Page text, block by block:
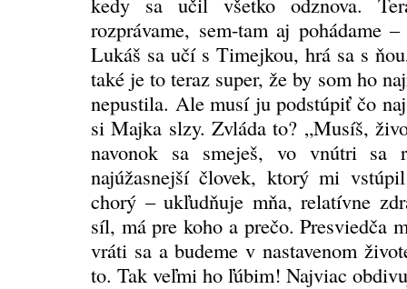
rozprávame, sem-tam aj pohádame
Lukáš sa učí s Timejkou, hrá sa s
také je to teraz super, že by som ho
nepustila. Ale musí ju podstúpiť čo
si Majka slzy. Zvláda to? „Musíš,
navonok sa smeješ, vo vnútri sa
najúžasnejší človek, ktorý mi
chorý – ukľudňuje mňa, relatívne
síl, má pre koho a prečo. Presviedča
vráti sa a budeme v nastavenom
to. Tak veľmi ho ľúbim! Najviac